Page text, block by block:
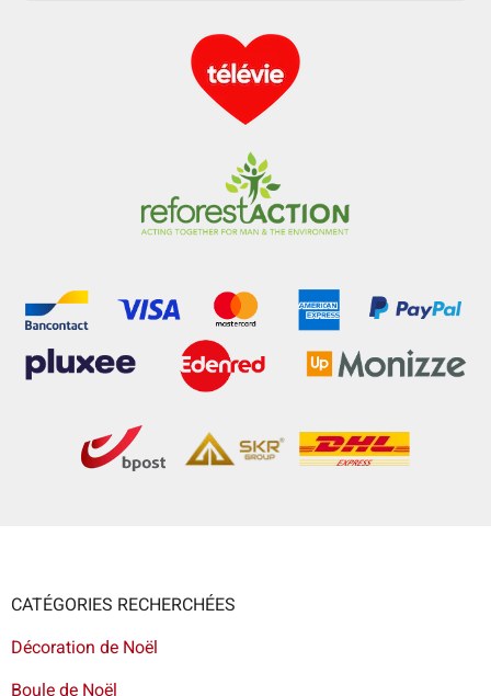
CATÉGORIES RECHERCHÉES
Décoration de Noël
Boule de Noël